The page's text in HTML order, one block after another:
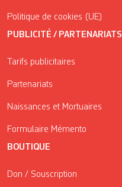
Politique de cookies (UE)
PUBLICITÉ / PARTENARIATS
Tarifs publicitaires
Partenariats
Naissances et Mortuaires
Formulaire Mémento
BOUTIQUE
Don / Souscription